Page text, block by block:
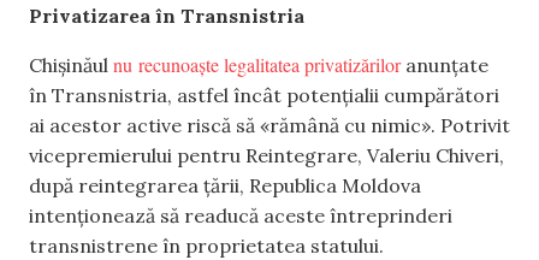
Privatizarea în Transnistria
Chișinăul nu recunoaște legalitatea privatizăriloranunțate
în Transnistria, astfel încât potențialii cumpărători
ai acestor active riscă să «rămână cu nimic». Potrivit
vicepremierului pentru Reintegrare, Valeriu Chiveri,
după reintegrarea țării, Republica Moldova
intenționează să readucă aceste întreprinderi
transnistrene în proprietatea statului.